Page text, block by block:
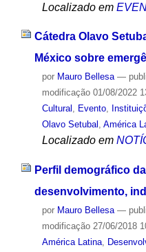
Localizado em
Cátedra Olavo
México sobre
por Mauro Bellesa —
modificação01/08/2022
Cultural , Evento,
Olavo Setubal , América
Localizado em
Perfil demográfico
desenvolvimento,
por Mauro Bellesa —
modificação27/06/2018
América Latina,